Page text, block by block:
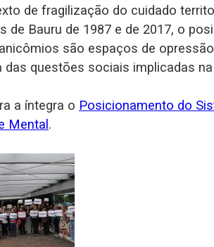
de fragilização do cuidado
de Bauru de 1987 e de 2017, o
são espaços de
das questões sociais implicadas
a íntegra o Posicionamento do
Mental .